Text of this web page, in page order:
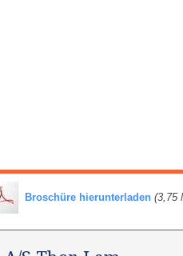
Broschüre hierunterladen (3,75